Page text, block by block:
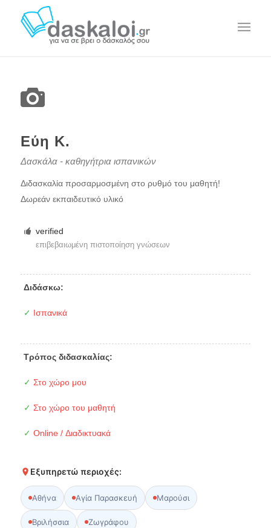
Εύη Κ.
Δασκάλα - καθηγήτρια ισπανικών
Διδασκαλία προσαρμοσμένη στο ρυθμό του μαθητή!
Δωρεάν εκπαιδευτικό υλικό
verified
επιβεβαιωμένη πιστοποίηση γνώσεων
Διδάσκω:
✓ Ισπανικά
Τρόπος διδασκαλίας:
✓ Στο χώρο μου
✓ Στο χώρο του μαθητή
✓ Online / Διαδικτυακά
Εξυπηρετώ περιοχές:
Αθήνα Αγία Παρασκευή Μαρούσι
Βριλήσσια Ζωγράφου